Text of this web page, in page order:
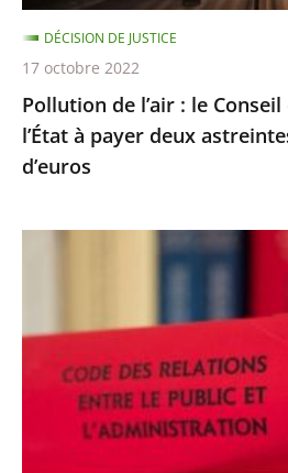
à
payer
deux
astreintes
de
10
d’euros
Pollution de l’air : le
l’État à payer deux
d’euros
DÉCISION DE JUSTICE
17 octobre 2022
d’une
fondation
d’entreprise
n’ayant